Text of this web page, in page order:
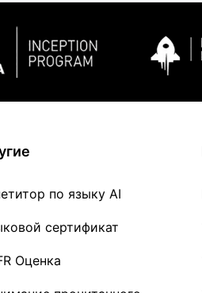
по языку AI
сертификат
Оценка